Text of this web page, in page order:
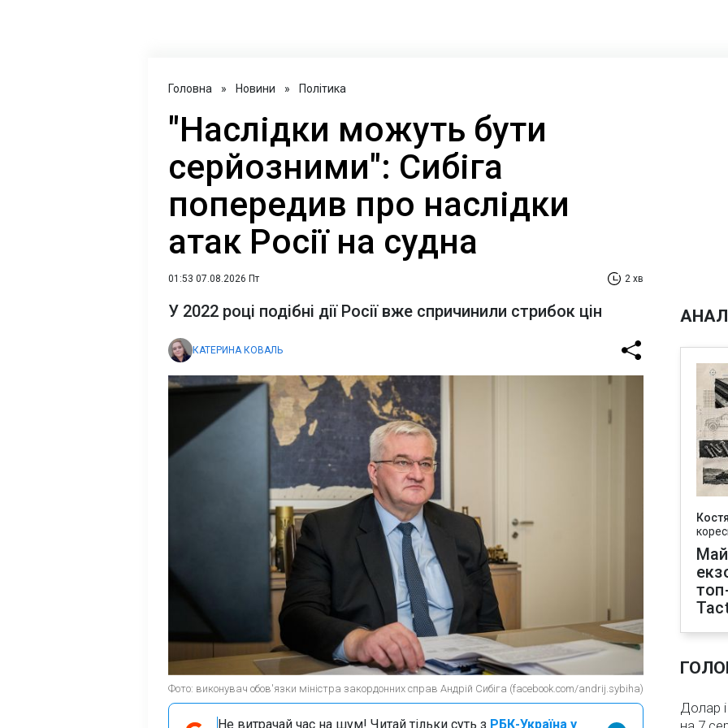
Головна » Новини » Політика
"Наслідки можуть бути
серйозними": Сибіга
попередив про наслідки
атак Росії на судна
01:53 07.08.2026 Пт 2 хв
У 2022 році подібні дії Росії вже спричинили стрибок цін
КАТЕРИНА КОВАЛЬ
Фото: виконувач обов'язки міністра закордонних справ Андрій Сибіга (facebook.com/andrij.sybiha)
Не витрачай час на шум! Читай тільки суть з РБК-Україна у
Долар